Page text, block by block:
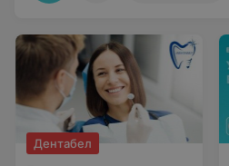
Дентабел